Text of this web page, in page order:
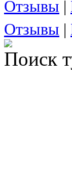
Отзывы |
Отзывы |
Поиск